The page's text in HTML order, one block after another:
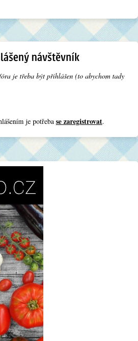
je třeba být přihlášen (to abychom tady
je potřeba se zaregistrovat.